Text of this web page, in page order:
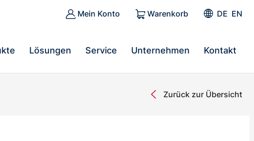
Mein Konto Warenkorb DE EN
Lösungen Service Unternehmen Kontakt
Zurück zur Übersicht